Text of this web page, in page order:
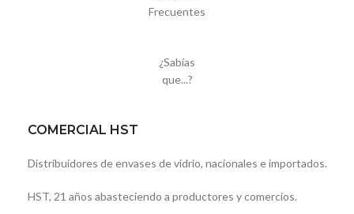
Frecuentes
¿Sabías
que...?
COMERCIAL HST
Distribuidores de envases de vidrio, nacionales e importados.
HST, 21 años abasteciendo a productores y comercios.